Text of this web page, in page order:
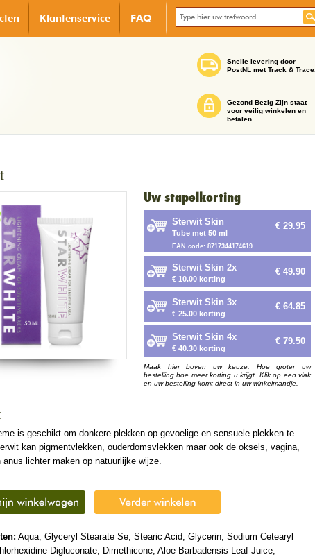
Klantenservice FAQ
Snelle levering door
PostNL met Track & Trace.
Gezond Bezig Zijn staat
voor veilig winkelen en
betalen.
Uw stapelkorting
Sterwit Skin
Tube met 50 ml
EAN code: 8717344174619
€ 29.95
Sterwit Skin 2x
€ 10.00 korting
€ 49.90
Sterwit Skin 3x
€ 25.00 korting
€ 64.85
Sterwit Skin 4x
€ 40.30 korting
€ 79.50
Maak hier boven uw keuze. Hoe groter uw
bestelling hoe meer korting u krijgt. Klik op een vlak
en uw bestelling komt direct in uw winkelmandje.
is geschikt om donkere plekken op gevoelige en sensuele plekken te
kan pigmentvlekken, ouderdomsvlekken maar ook de oksels, vagina,
anus lichter maken op natuurlijke wijze.
Aqua, Glyceryl Stearate Se, Stearic Acid, Glycerin, Sodium Cetearyl
Digluconate, Dimethicone, Aloe Barbadensis Leaf Juice,